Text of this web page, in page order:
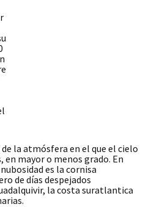
la atmósfera en el que el cielo
en mayor o menos grado. En
es la cornisa
de días despejados
la costa suratlantica